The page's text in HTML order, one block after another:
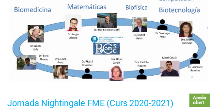
Jornada Nightingale FME (Curs 2020-2021)
Accés
obert